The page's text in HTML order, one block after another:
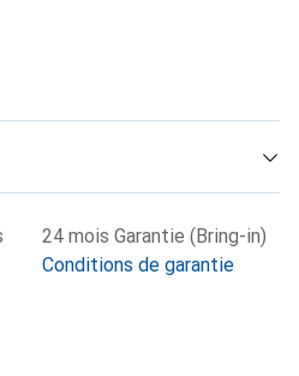
24 mois Garantie (Bring-in)
Conditions de garantie